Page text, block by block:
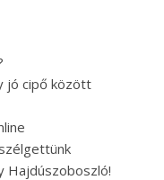
jó cipő között
Hajdúszoboszló!